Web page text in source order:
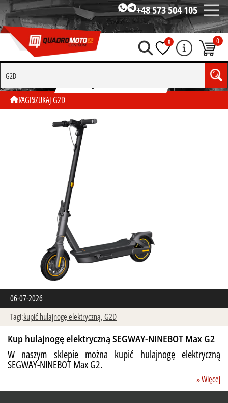
+48 573 504 105
0 0
TAGISZUKAJ G2D
06-07-2026
Tagi:kupić hulajnogę elektryczną,G2D
Kup hulajnogę elektryczną SEGWAY-NINEBOT Max G2
W naszym sklepie można kupić hulajnogę elektryczną
SEGWAY-NINEBOT Max G2.
» Więcej